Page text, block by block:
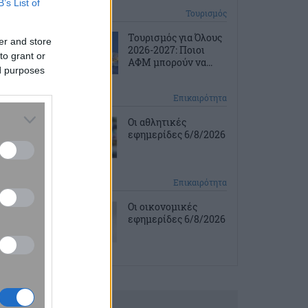
List of
and store
grant or
purposes
Τουρισμός
Τουρισμός για Όλους
2026-2027: Ποιοι
ΑΦΜ μπορούν να...
2 ώρες πριν Επικαιρότητα
Οι αθλητικές
εφημερίδες 6/8/2026
Επικαιρότητα
Οι οικονομικές
εφημερίδες 6/8/2026